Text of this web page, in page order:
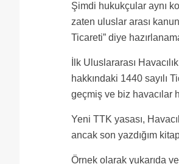
Şimdi hukukçular aynı
zaten uluslar arası
Ticareti” diye
İlk Uluslararası
hakkındaki 1440 sayılı
geçmiş ve biz havacılar
Yeni TTK yasası,
ancak son yazdığım
Örnek olarak yukarıda